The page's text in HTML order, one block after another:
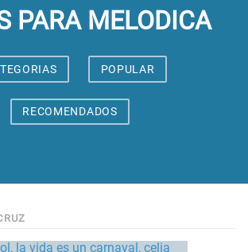
PARA MELODICA
POPULAR
RECOMENDADOS